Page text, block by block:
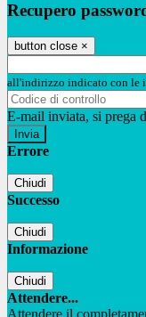
Recupero
button close ×
all'indirizzo indicato con le
E-mail inviata, si prega
Errore
Chiudi
Successo
Chiudi
Informazione
Chiudi
Attendere...